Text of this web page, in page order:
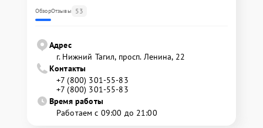
ОбзорОтзывы 53
Адрес
г. Нижний Тагил, просп. Ленина, 22
Контакты
+7 (800) 301-55-83
+7 (800) 301-55-83
Время работы
Работаем с 09:00 до 21:00